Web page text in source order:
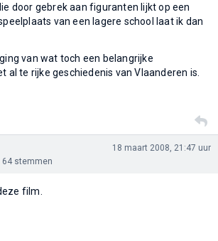
door gebrek aan figuranten lijkt op een
van een lagere school laat ik dan
van wat toch een belangrijke
al te rijke geschiedenis van Vlaanderen is.
64 stemmen
18 maart 2008, 21:47 uur
film.